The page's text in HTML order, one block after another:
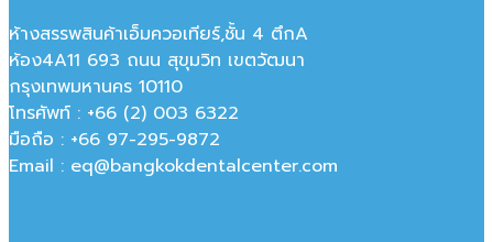
ห้างสรรพสินค้าเอ็มควอเทียร์,ชั้น 4 ตึกA
ห้อง4A11 693 ถนน สุขุมวิท เขตวัฒนา
กรุงเทพมหานคร‎ 10110
โทรศัพท์ : +66 (2) 003 6322
มือถือ : +66 97-295-9872
Email : eq@bangkokdentalcenter.com